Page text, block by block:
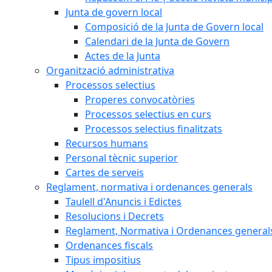
Junta de govern local
Composició de la Junta de Govern local
Calendari de la Junta de Govern
Actes de la Junta
Organització administrativa
Processos selectius
Properes convocatòries
Processos selectius en curs
Processos selectius finalitzats
Recursos humans
Personal tècnic superior
Cartes de serveis
Reglament, normativa i ordenances generals
Taulell d'Anuncis i Edictes
Resolucions i Decrets
Reglament, Normativa i Ordenances
Ordenances fiscals
Tipus impositius